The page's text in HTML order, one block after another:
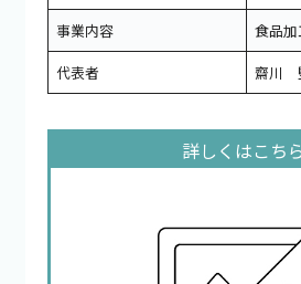
事業内容
食品
代表者
齋川